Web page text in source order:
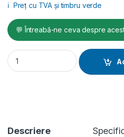
ℹ️ Preț cu TVA și timbru verde
💬 Întreabă-ne ceva despre
Pompă de tencuit Koine 35
Descriere